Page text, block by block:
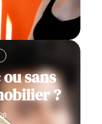
ou sans
?